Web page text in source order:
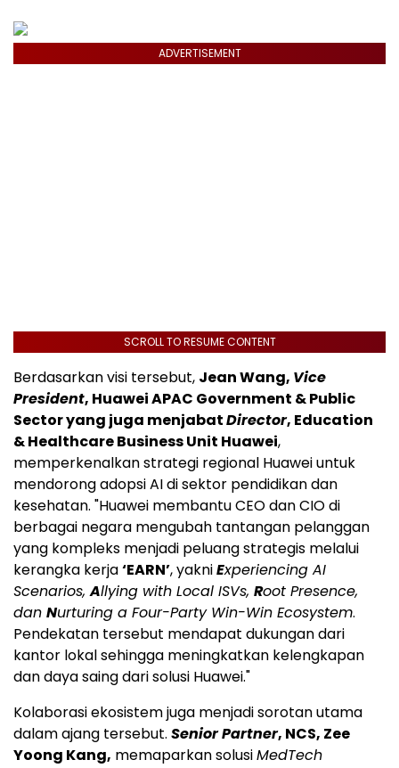
ADVERTISEMENT
SCROLL TO RESUME CONTENT
Berdasarkan visi tersebut, Jean Wang, Vice
President, Huawei APAC Government & Public
Sector yang juga menjabatDirector, Education
& Healthcare Business Unit Huawei,
memperkenalkan strategi regional Huawei untuk
mendorong adopsi AI di sektor pendidikan dan
kesehatan. "Huawei membantu CEO dan CIO di
berbagai negara mengubah tantangan pelanggan
yang kompleks menjadi peluang strategis melalui
kerangka kerja‘EARN’, yakniExperiencing AI
Scenarios,Allying with Local ISVs, Root Presence,
dan Nurturing a Four-Party Win-Win Ecosystem.
Pendekatan tersebut mendapat dukungan dari
kantor lokal sehingga meningkatkan kelengkapan
dan daya saing dari solusi Huawei."
Kolaborasi ekosistem juga menjadi sorotan utama
dalam ajang tersebut. Senior Partner, NCS, Zee
Yoong Kang, memaparkan solusiMedTech